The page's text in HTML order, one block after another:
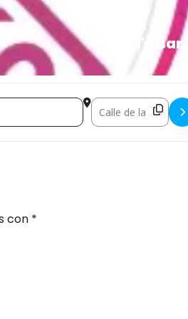
Prima's Bar
Destination Address
con *